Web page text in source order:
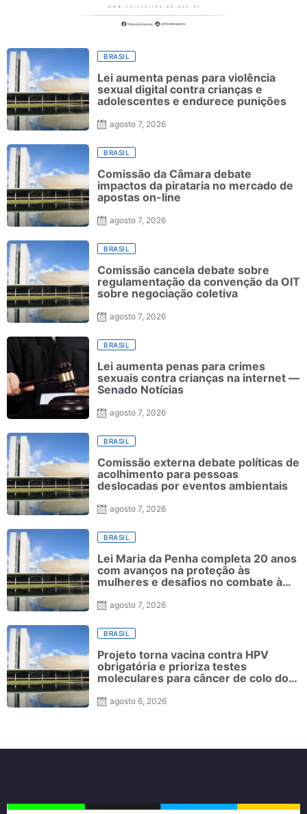
BRASIL
Lei aumenta penas para violência
sexual digital contra crianças e
adolescentes e endurece punições
agosto 7, 2026
BRASIL
Comissão da Câmara debate
impactos da pirataria no mercado de
apostas on-line
agosto 7, 2026
BRASIL
Comissão cancela debate sobre
regulamentação da convenção da OIT
sobre negociação coletiva
agosto 7, 2026
BRASIL
Lei aumenta penas para crimes
sexuais contra crianças na internet —
Senado Notícias
agosto 7, 2026
BRASIL
Comissão externa debate políticas de
acolhimento para pessoas
deslocadas por eventos ambientais
agosto 7, 2026
BRASIL
Lei Maria da Penha completa 20 anos
com avanços na proteção às
mulheres e desafios no combate à
agosto 7, 2026
BRASIL
Projeto torna vacina contra HPV
obrigatória e prioriza testes
moleculares para câncer de colo do
agosto 6, 2026